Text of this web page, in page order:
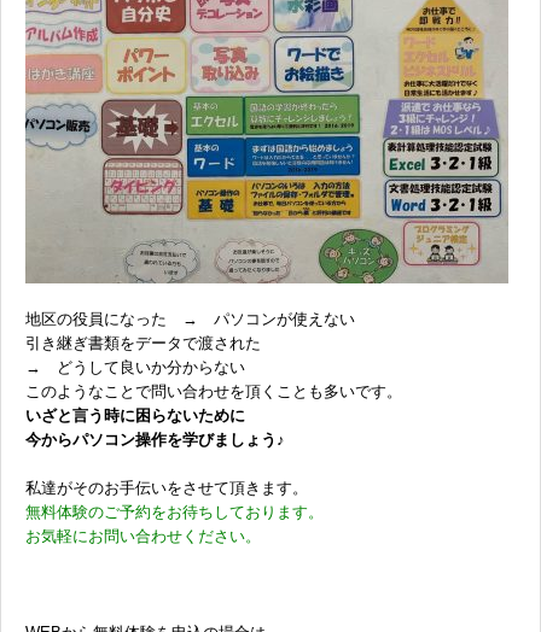
地区の役員になった → パソコンが使えない
引き継ぎ書類をデータで渡された
→ どうして良いか分からない
このようなことで問い合わせを頂くことも多いです。
いざと言う時に困らないために
今からパソコン操作を学びましょう♪
私達がそのお手伝いをさせて頂きます。
無料体験のご予約をお待ちしております。
お気軽にお問い合わせください。